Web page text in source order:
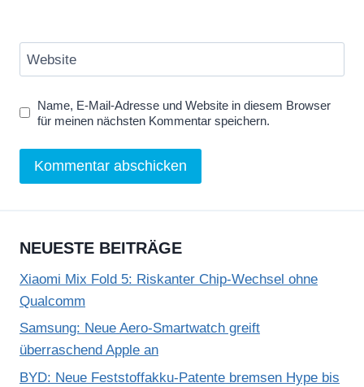
Website
Name, E-Mail-Adresse und Website in diesem Browser
für meinen nächsten Kommentar speichern.
NEUESTE BEITRÄGE
Xiaomi Mix Fold 5: Riskanter Chip-Wechsel ohne
Qualcomm
Samsung: Neue Aero-Smartwatch greift
überraschend Apple an
BYD: Neue Feststoffakku-Patente bremsen Hype bis